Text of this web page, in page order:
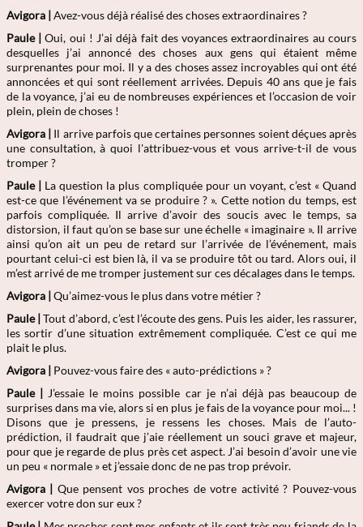
Avigora | Avez-vous déjà réalisé des choses extraordinaires ?
Paule | Oui, oui ! J’ai déjà fait des voyances extraordinaires au cours
desquelles j’ai annoncé des choses aux gens qui étaient même
surprenantes pour moi. Il y a des choses assez incroyables qui ont été
annoncées et qui sont réellement arrivées. Depuis 40 ans que je fais
de la voyance, j’ai eu de nombreuses expériences et l’occasion de voir
plein, plein de choses !
Avigora | Il arrive parfois que certaines personnes soient déçues après
une consultation, à quoi l'attribuez-vous et vous arrive-t-il de vous
tromper ?
Paule | La question la plus compliquée pour un voyant, c’est « Quand
est-ce que l’événement va se produire ? ». Cette notion du temps, est
parfois compliquée. Il arrive d’avoir des soucis avec le temps, sa
distorsion, il faut qu’on se base sur une échelle « imaginaire ». Il arrive
ainsi qu’on ait un peu de retard sur l’arrivée de l’événement, mais
pourtant celui-ci est bien là, il va se produire tôt ou tard. Alors oui, il
m’est arrivé de me tromper justement sur ces décalages dans le temps.
Avigora | Qu’aimez-vous le plus dans votre métier ?
Paule | Tout d’abord, c’est l’écoute des gens. Puis les aider, les rassurer,
les sortir d’une situation extrêmement compliquée. C’est ce qui me
plait le plus.
Avigora | Pouvez-vous faire des « auto-prédictions » ?
Paule | J’essaie le moins possible car je n’ai déjà pas beaucoup de
surprises dans ma vie, alors si en plus je fais de la voyance pour moi... !
Disons que je pressens, je ressens les choses. Mais de l’auto-
prédiction, il faudrait que j’aie réellement un souci grave et majeur,
pour que je regarde de plus près cet aspect. J’ai besoin d’avoir une vie
un peu « normale » et j’essaie donc de ne pas trop prévoir.
Avigora | Que pensent vos proches de votre activité ? Pouvez-vous
exercer votre don sur eux ?